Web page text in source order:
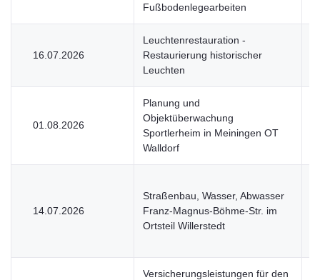
Fußbodenlegearbeiten
16.07.2026
Leuchtenrestauration -
Restaurierung historischer
Leuchten
01.08.2026
Planung und
Objektüberwachung
Sportlerheim in Meiningen OT
Walldorf
14.07.2026
Straßenbau, Wasser, Abwasser
Franz-Magnus-Böhme-Str. im
Ortsteil Willerstedt
Versicherungsleistungen für den